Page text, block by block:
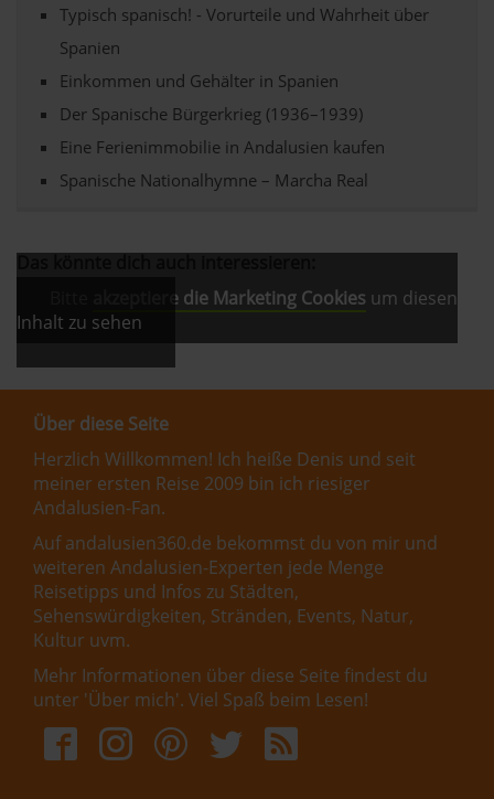
Typisch spanisch! - Vorurteile und Wahrheit über
Spanien
Einkommen und Gehälter in Spanien
Der Spanische Bürgerkrieg (1936–1939)
Eine Ferienimmobilie in Andalusien kaufen
Spanische Nationalhymne – Marcha Real
akzeptiere die Marketing Cookies um diesen
Inhalt zu sehen
Über diese Seite
Herzlich Willkommen! Ich heiße Denis und seit
meiner ersten Reise 2009 bin ich riesiger
Andalusien-Fan.
Auf andalusien360.de bekommst du von mir und
weiteren Andalusien-Experten jede Menge
Reisetipps und Infos zu Städten,
Sehenswürdigkeiten, Stränden, Events, Natur,
Kultur uvm.
Mehr Informationen über diese Seite findest du
unter 'Über mich'. Viel Spaß beim Lesen!